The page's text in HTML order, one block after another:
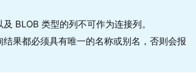
BLOB 类型的列不可作为连接列。
果都必须具有唯一的名称或别名，否则会报